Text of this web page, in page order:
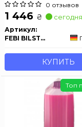
0 отзывов
1 446 ₴ сегодня
Артикул:
FEBI BILSTEIN
КУПИТЬ
Топ